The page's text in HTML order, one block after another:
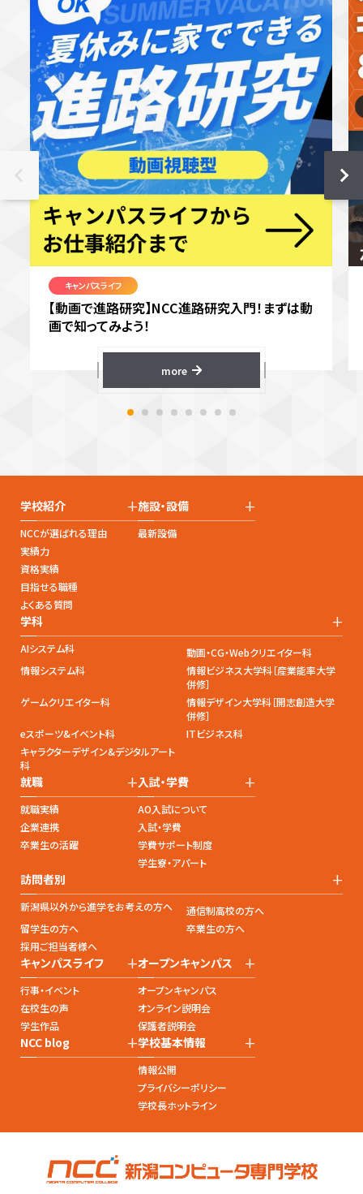
キャンパスライフ
【動画で進路研究】NCC進路研究入門！まずは動
画で知ってみよう！
more
学校紹介 +
NCCが選ばれる理由
実績力
資格実績
目指せる職種
よくある質問
施設・設備 +
最新設備
学科 +
AIシステム科
動画・CG・Webクリエイター科
情報システム科
情報ビジネス大学科［産業能率大学
併修］
ゲームクリエイター科
情報デザイン大学科［開志創造大学
併修］
eスポーツ&イベント科
ITビジネス科
キャラクターデザイン&デジタルアート
科
就職 +
就職実績
企業連携
卒業生の活躍
入試・学費 +
AO入試について
入試・学費
学費サポート制度
学生寮・アパート
訪問者別 +
新潟県以外から進学をお考えの方へ
通信制高校の方へ
留学生の方へ
卒業生の方へ
採用ご担当者様へ
キャンパスライフ +
行事・イベント
在校生の声
学生作品
オープンキャンパス +
オープンキャンパス
オンライン説明会
保護者説明会
NCC blog +学校基本情報 +
情報公開
プライバシーポリシー
学校長ホットライン